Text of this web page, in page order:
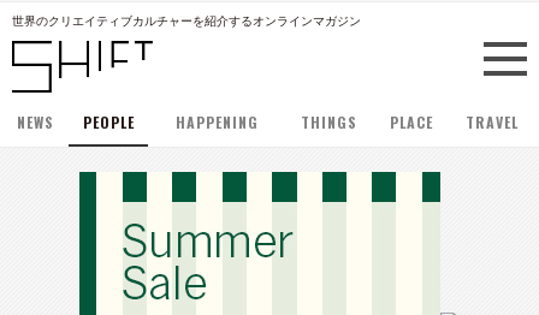
世界のクリエイティブカルチャーを紹介するオンラインマガジン
NEWS PEOPLE HAPPENING THINGS PLACE TRAVEL